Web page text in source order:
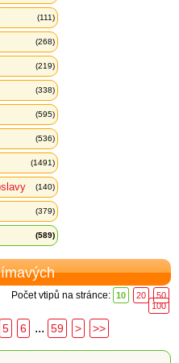
(111)
(268)
(219)
(338)
(595)
(536)
(1491)
(140)
(379)
(589)
Počet vtipů na stránce: 10 20
50
100
5 6 ... 59 > >>